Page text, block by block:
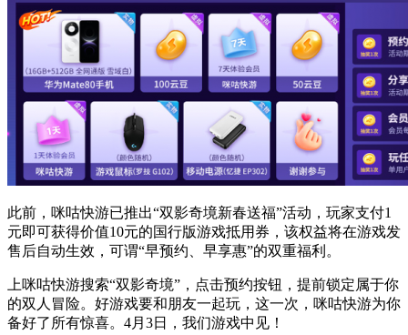
此前，咪咕快游已推出“双影奇境新春送福”活动，玩家支付1
元即可获得价值10元的国行版游戏抵用券，该权益将在游戏发
售后自动生效，可谓“早预约、早享惠”的双重福利。
上咪咕快游搜索“双影奇境”，点击预约按钮，提前锁定属于你
的双人冒险。好游戏要和朋友一起玩，这一次，咪咕快游为你
备好了所有惊喜。4月3日，我们游戏中见！